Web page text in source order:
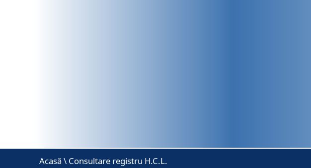
Acasă \ Consultare registru H.C.L.